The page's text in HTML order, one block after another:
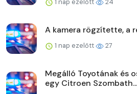
1 nap ezelőtt 24
A kamera rögzítette, a
1 nap ezelőtt 27
Megálló Toyotának és
egy Citroen Szombath...